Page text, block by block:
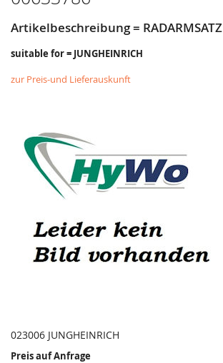
Artikelbeschreibung = RADARMSATZ
suitable for = JUNGHEINRICH
zur Preis-und Lieferauskunft
023006 JUNGHEINRICH
Preis auf Anfrage